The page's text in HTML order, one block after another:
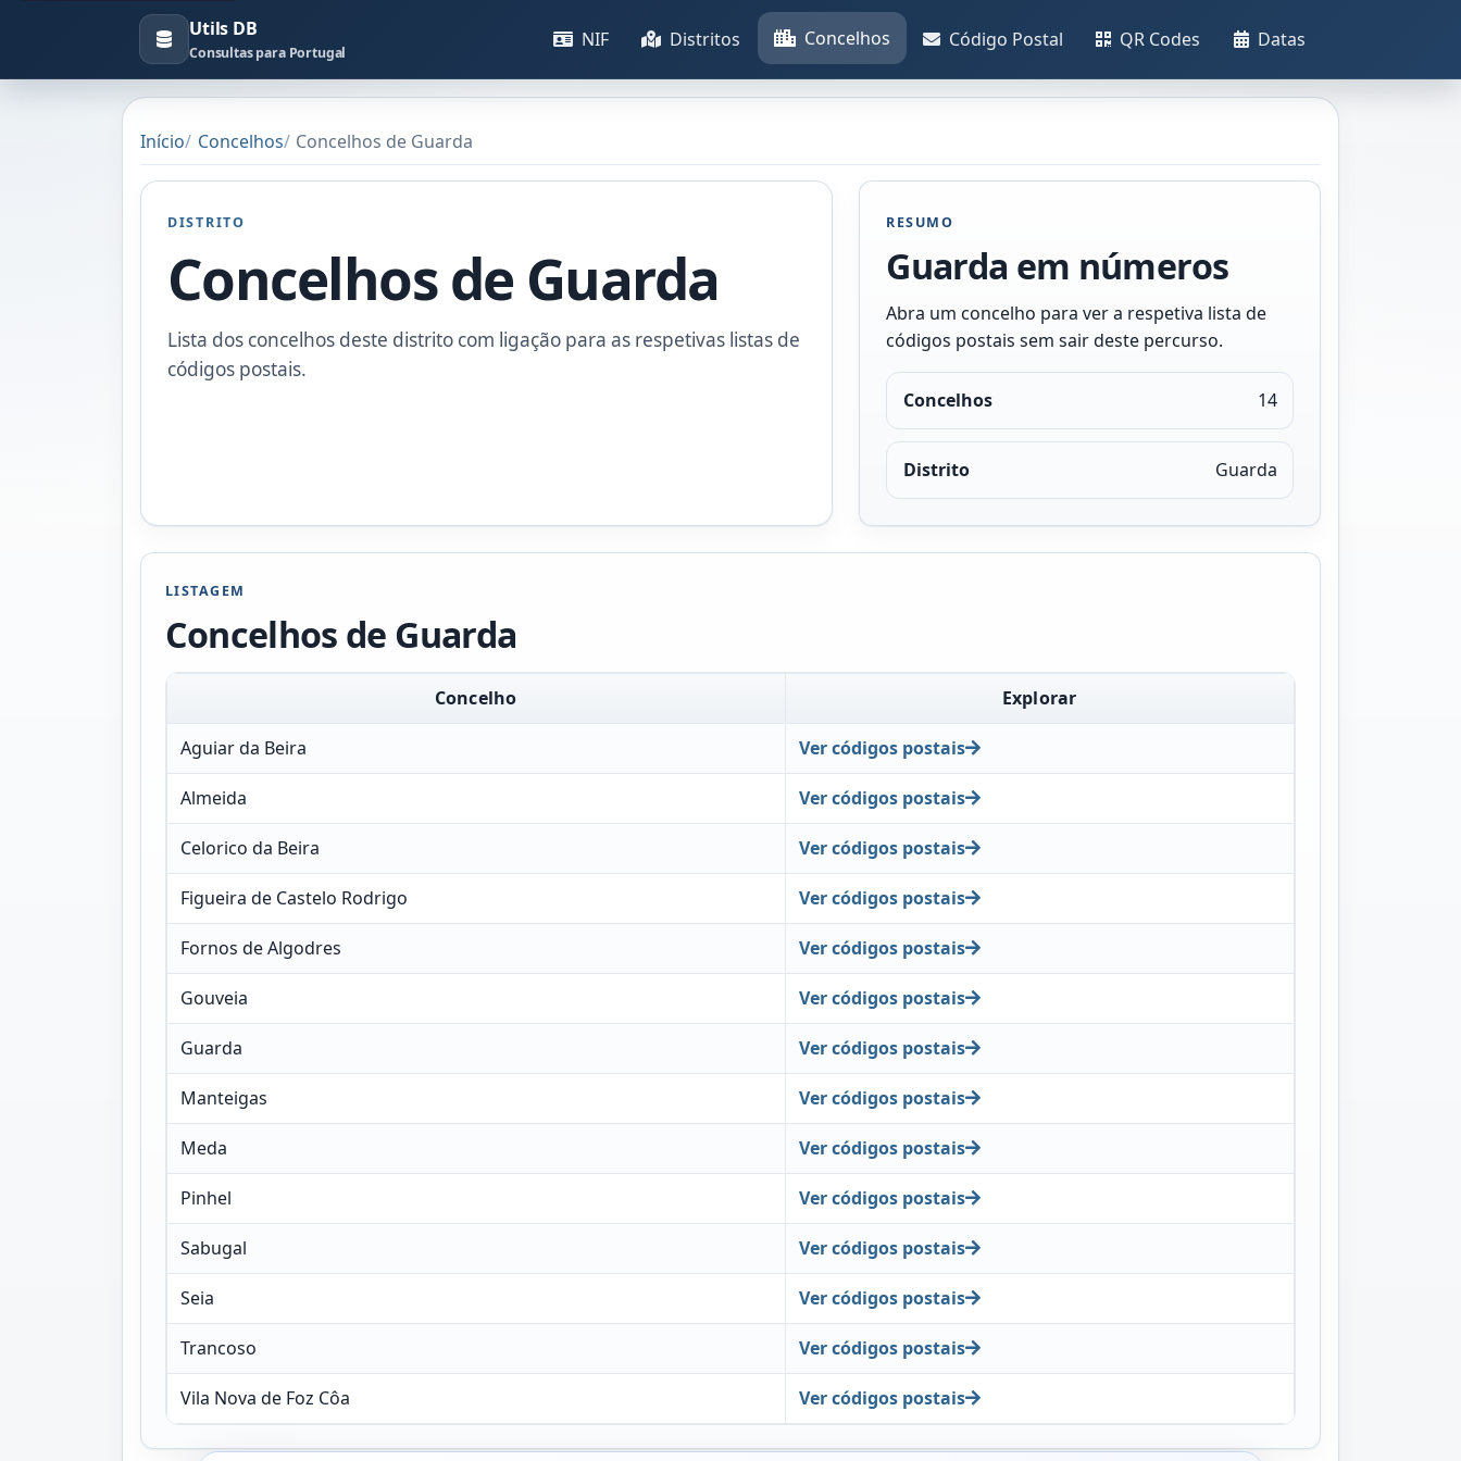
Utils DB
Consultas para Portugal
NIF Distritos Concelhos Código Postal QR Codes Datas
Início Concelhos Concelhos de Guarda
DISTRITO
Concelhos de Guarda
Lista dos concelhos deste distrito com ligação para as respetivas listas de
códigos postais.
RESUMO
Guarda em números
Abra um concelho para ver a respetiva lista de
códigos postais sem sair deste percurso.
Concelhos 14
Distrito Guarda
LISTAGEM
Concelhos de Guarda
Concelho Explorar
Aguiar da Beira Ver códigos postais
Almeida Ver códigos postais
Celorico da Beira Ver códigos postais
Figueira de Castelo Rodrigo Ver códigos postais
Fornos de Algodres Ver códigos postais
Gouveia Ver códigos postais
Guarda Ver códigos postais
Manteigas Ver códigos postais
Meda Ver códigos postais
Pinhel Ver códigos postais
Sabugal Ver códigos postais
Seia Ver códigos postais
Trancoso Ver códigos postais
Vila Nova de Foz Côa Ver códigos postais